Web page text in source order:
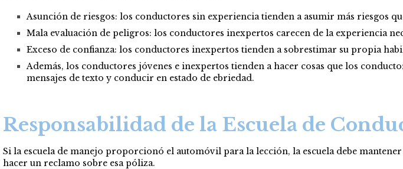
Asunción de riesgos: los conductores sin experiencia tienden a asumir más riesgos
Mala evaluación de peligros: los conductores inexpertos carecen de la experiencia
Exceso de confianza: los conductores inexpertos tienden a sobrestimar su propia
Además, los conductores jóvenes e inexpertos tienden a hacer cosas que los
mensajes de texto y conducir en estado de ebriedad.
Responsabilidad de la Escuela de
Si la escuela de manejo proporcionó el automóvil para la lección, la escuela debe
hacer un reclamo sobre esa póliza.